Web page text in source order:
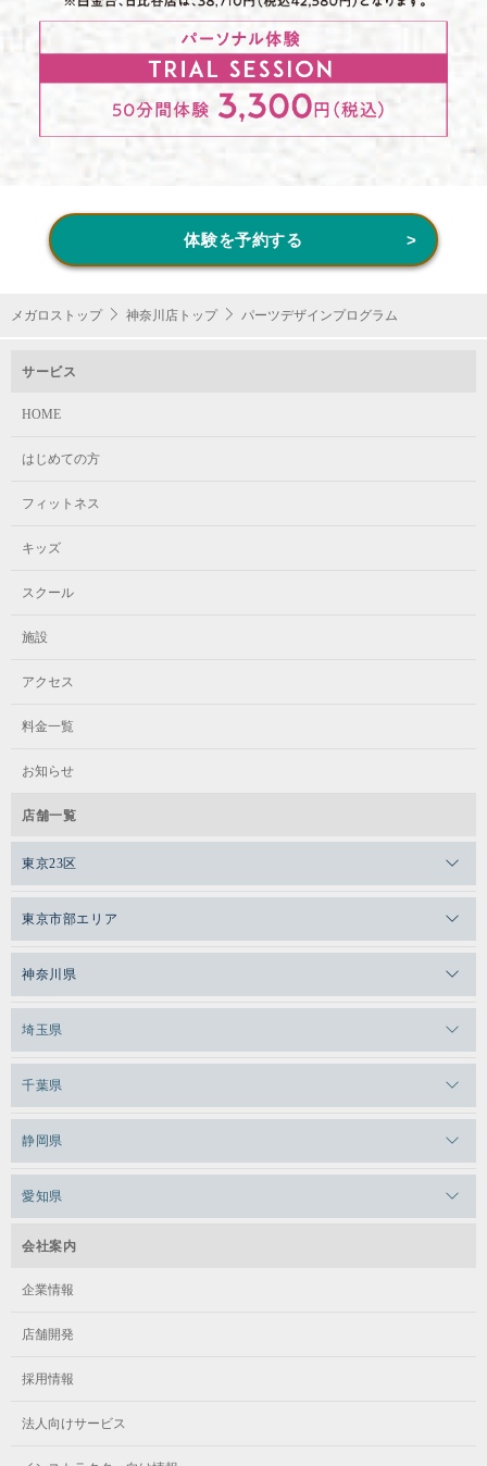
体験を予約する
メガロストップ 神奈川店トップ パーツデザインプログラム
サービス
HOME
はじめての方
フィットネス
キッズ
スクール
施設
アクセス
料金一覧
お知らせ
店舗一覧
東京23区
メガロスルフレ恵比寿
メガロス日比谷シャンテ
メガロス白金台
メガロス田端
メガロスキッズ錦糸町
メガロス葛飾
東京市部エリア
メガロス三鷹
メガロスルフレ三鷹
メガロス武蔵小金井
メガロスルフレ武蔵小金井
神奈川県
メガロス上永谷
メガロスルフレ上永谷
メガロス神奈川
メガロス日吉
メガロス綱島
メガロスルフレ綱島
メガロス市ヶ尾
メガロス鷺沼
メガロスルフレ鷺沼
埼玉県
メガロスルフレ草加
千葉県
メガロス本八幡
静岡県
愛知県
メガロステラッセ納屋橋
メガロス千種
会社案内
企業情報
店舗開発
採用情報
法人向けサービス